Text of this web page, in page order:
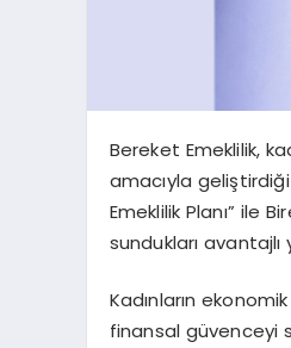
Bereket Emeklilik,
amacıyla geliştirdiği
Emeklilik Planı” ile
sundukları avantajlı
Kadınların
finansal güvenceyi